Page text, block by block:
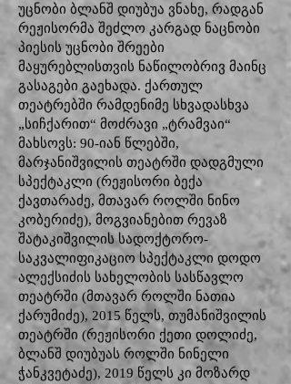
უცნობი ბლანშ დიუბუა ვნახე, რადგან
რეჟისორმა შეძლო კარგად ნაცნობი
პიესის უცნობი შრეები
მაყურებლისთვის ნაწილობრივ მაინც
გასაგები გაეხადა. ქართულ
თეატრებში რამდენიმე სხვადასხვა
„სიჩქარით“ მოძრავი „ტრამვაი“
მახსოვს: 90-იან წლებში,
მარჯანიშვილის თეატრში დადგმული
სპექტაკლი (რეჟისორი ბექა
ქავთარაძე, მთავარ როლში ნინო
კობერიძე), მოგვიანებით რევაზ
შატაკიშვილის სადოქტორო-
საკვალიფიკაციო სპექტაკლი დოდო
ალექსიძის სახელობის სასწავლო
თეატრში (მთავარ როლში ნათია
ქარუმიძე), 2015 წელს, თუმანიშვილის
თეატრში (რეჟისორი ქეთი დოლიძე,
ბლანშ დიუბუას როლში ნინელი
ჭანკვეტაძე), 2019 წელს კი მოზარდ